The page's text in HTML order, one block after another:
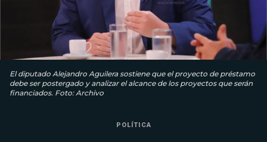
El diputado Alejandro Aguilera sostiene que el proyecto de préstamo
debe ser postergado y analizar el alcance de los proyectos que serán
financiados. Foto: Archivo
POLÍTICA